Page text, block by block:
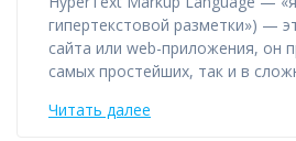
гипертекстовой разметки») —
сайта или web-приложения, он
самых простейших, так и в
Читать далее